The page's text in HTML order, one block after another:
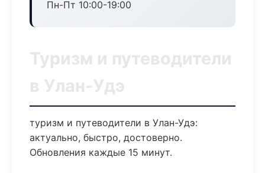
Пн-Пт 10:00-19:00
Туризм и путеводители
в Улан-Удэ
туризм и путеводители в Улан-Удэ:
актуально, быстро, достоверно.
Обновления каждые 15 минут.